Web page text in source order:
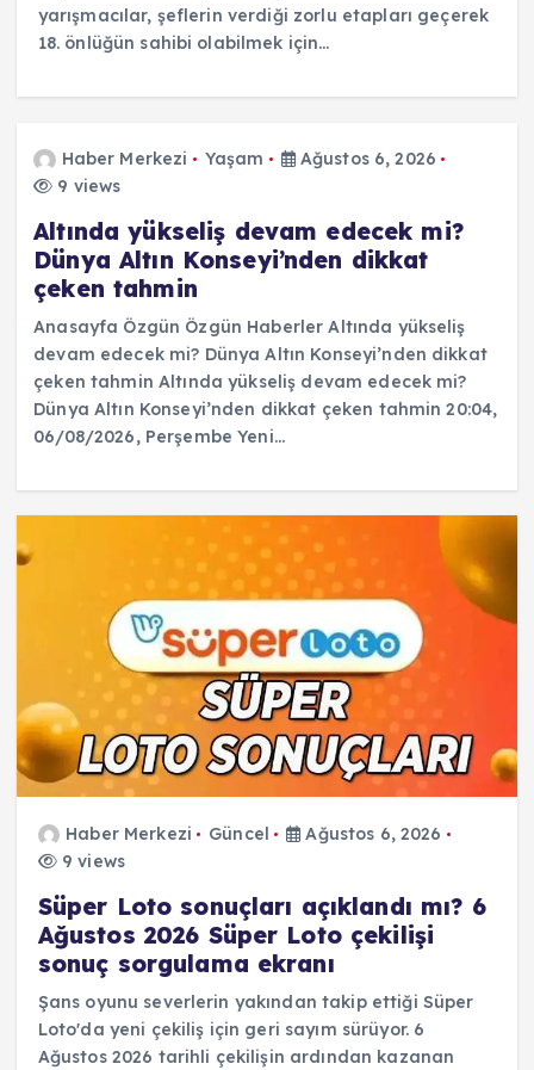
yarışmacılar, şeflerin verdiği zorlu etapları geçerek
18. önlüğün sahibi olabilmek için…
Haber Merkezi Yaşam
Ağustos 6, 2026
9 views
Altında yükseliş devam edecek mi?
Dünya Altın Konseyi’nden dikkat
çeken tahmin
Anasayfa Özgün Özgün Haberler Altında yükseliş
devam edecek mi? Dünya Altın Konseyi’nden dikkat
çeken tahmin Altında yükseliş devam edecek mi?
Dünya Altın Konseyi’nden dikkat çeken tahmin 20:04,
06/08/2026, Perşembe Yeni…
Haber Merkezi Güncel
Ağustos 6, 2026
9 views
Süper Loto sonuçları açıklandı mı? 6
Ağustos 2026 Süper Loto çekilişi
sonuç sorgulama ekranı
Şans oyunu severlerin yakından takip ettiği Süper
Loto'da yeni çekiliş için geri sayım sürüyor. 6
Ağustos 2026 tarihli çekilişin ardından kazanan